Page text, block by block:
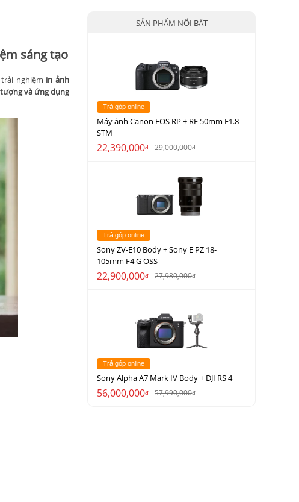
sáng tạo
nghiệm in ảnh
và ứng dụng
SẢN PHẨM NỔI BẬT
Trả góp online
Máy ảnh Canon EOS RP + RF 50mm F1.8
STM
22,390,000đ 29,000,000đ
Trả góp online
Sony ZV-E10 Body + Sony E PZ 18-
105mm F4 G OSS
22,900,000đ 27,980,000đ
Trả góp online
Sony Alpha A7 Mark IV Body + DJI RS 4
56,000,000đ 57,990,000đ